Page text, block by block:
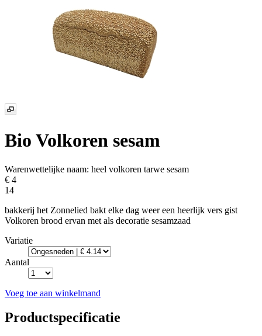
Bio Volkoren sesam
Warenwettelijke naam: heel volkoren tarwe sesam
€ 4
14
bakkerij het Zonnelied bakt elke dag weer een heerlijk vers gist
Volkoren brood ervan met als decoratie sesamzaad
Variatie
Aantal
Voeg toe aan winkelmand
Productspecificatie